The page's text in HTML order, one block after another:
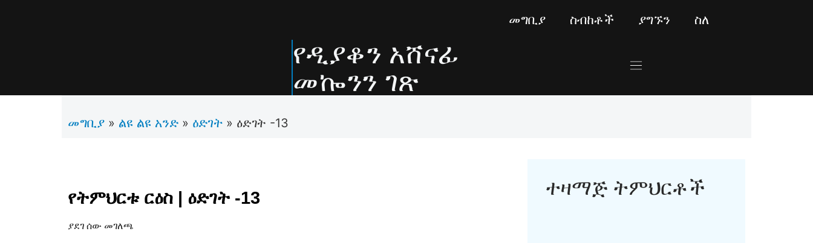
መግቢያ ስብከቶች ያግኙን ስለ
የዲያቆን አሸናፊ
መኰንን ገጽ
መግቢያ » ልዩ ልዩ አንድ » ዕድገት » ዕድገት -13
የትምህርቱ ርዕስ | ዕድገት -13
ያደገ ሰው መገለጫ
ተዛማጅ ትምህርቶች